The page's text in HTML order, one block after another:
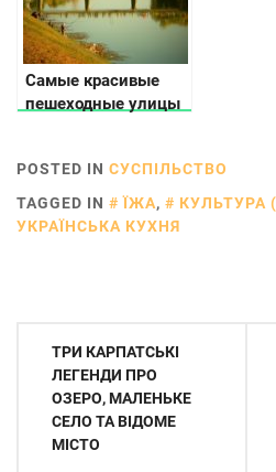
Самые красивые
пешеходные улицы
POSTED IN СУСПІЛЬСТВО
TAGGED IN
ЇЖА, КУЛЬТУРА
УКРАЇНСЬКА КУХНЯ
Навігація
записів
ТРИ КАРПАТСЬКІ
ЛЕГЕНДИ ПРО
ОЗЕРО, МАЛЕНЬКЕ
СЕЛО ТА ВІДОМЕ
МІСТО